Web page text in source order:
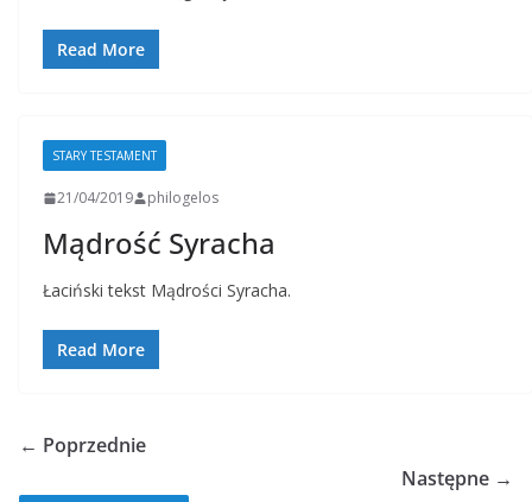
Read More
STARY TESTAMENT
21/04/2019 philogelos
Mądrość Syracha
Łaciński tekst Mądrości Syracha.
Read More
← Poprzednie
Następne →